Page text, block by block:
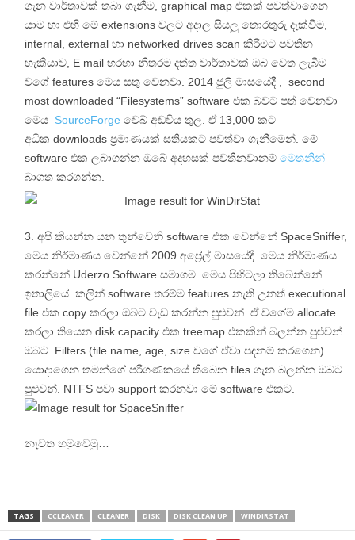
ගැන වාර්තාවක් තබා ගැනීම, graphical map එකක් පවත්වාගෙන
යාම හා එහි මේ extensions වලට අදාල සියලු තොරතුරු දැක්වීම,
internal, external හා networked drives scan කිරීමට පවතින
හැකියාව, E mail හරහා නිතරම දත්ත වාර්තාවක් ඔබ වෙත ලැබීම
වගේ features මෙය සතු වෙනවා. 2014 ජුලි මාසයේදී , second
most downloaded “Filesystems” software එක බවට පත් වෙනවා
මෙය SourceForge වෙබ් අඩවිය තුල. ඒ 13,000 කට
අධික downloads ප්‍රමාණයක් සතියකට පවත්වා ගැනීමෙන්. මේ
software එක ලබාගන්න ඔබේ අදහසක් පවතිනවානම් මෙතනින්
බාගත කරගන්න.
අපි කියන්න යන තුන්වෙනි software එක වෙන්නේ SpaceSniffer,
මෙය නිර්මාණය වෙන්නේ 2009 අප්‍රේල් මාසයේදී. මෙය නිර්මාණය
කරන්නේ Uderzo Software සමාගම. මෙය පිහිටලා තිබෙන්නේ
ඉතාලියේ. කලින් software තරම්ම features නැති උනත් executional
file එක copy කරලා ඔබට වැඩ කරන්න පුළුවන්. ඒ වගේම allocate
කරලා තියෙන disk capacity එක treemap එකකින් බලන්න පුළුවන්
ඔබට. Filters (file name, age, size වගේ ඒවා පදනම් කරගෙන)
යොදාගෙන තමන්ගේ පරිගණකයේ තිබෙන files ගැන බලන්න ඔබට
පුළුවන්. NTFS පවා support කරනවා මේ software එකට.
නැවත හමුවෙමු…
TAGS CCLEANER CLEANER DISK DISK CLEAN UP WINDIRSTAT